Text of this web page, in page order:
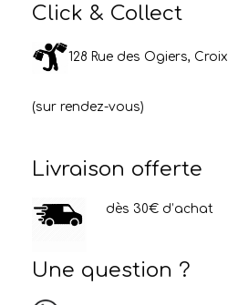
Click & Collect
128 Rue des Ogiers, Croix
(sur rendez-vous)
Livraison offerte
dès 30€ d’achat
Une question ?